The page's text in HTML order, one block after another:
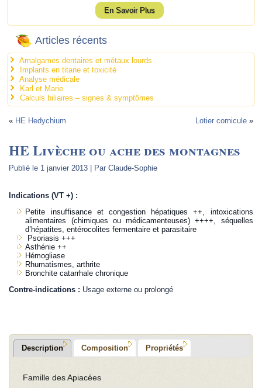
En Savoir Plus
Articles récents
Amalgames dentaires et métaux lourds
Implants en titane et toxicité
Analyse médicale
Karl et Marie
Calculs biliaires – signes & symptômes
« HE Hedychium Lotier cornicule»
HE Livèche ou ache des montagnes
Publié le 1 janvier 2013 | Par Claude-Sophie
Indications (VT +) :
Petite insuffisance et congestion hépatiques ++, intoxications
alimentaires (chimiques ou médicamenteuses) ++++, séquelles
d’hépatites, entérocolites fermentaire et parasitaire
Psoriasis +++
Asthénie ++
Hémogliase
Rhumatismes, arthrite
Bronchite catarrhale chronique
Contre-indications : Usage externe ou prolongé
Description Composition Propriétés
Famille des Apiacées